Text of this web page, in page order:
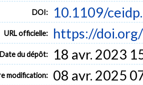
DOI: 10.1109/
URL officielle: https://
Date du dépôt: 18 avr. 2023
modification: 08 avr. 2025